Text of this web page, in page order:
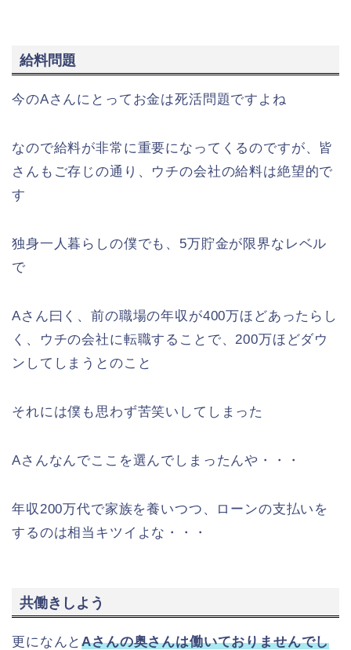
給料問題
今のAさんにとってお金は死活問題ですよね
なので給料が非常に重要になってくるのですが、皆
さんもご存じの通り、ウチの会社の給料は絶望的で
す
独身一人暮らしの僕でも、5万貯金が限界なレベル
で
Aさん曰く、前の職場の年収が400万ほどあったらし
く、ウチの会社に転職することで、200万ほどダウ
ンしてしまうとのこと
それには僕も思わず苦笑いしてしまった
Aさんなんでここを選んでしまったんや・・・
年収200万代で家族を養いつつ、ローンの支払いを
するのは相当キツイよな・・・
共働きしよう
更になんとAさんの奥さんは働いておりませんでし